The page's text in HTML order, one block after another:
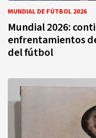
MUNDIAL DE FÚTBOL 2026
Mundial 2026:
enfrentamientos
del fútbol